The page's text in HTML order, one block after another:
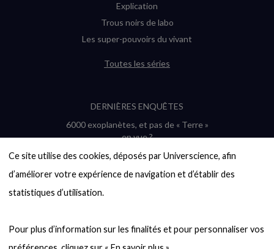
Ce site utilise des cookies, déposés par Universcience, afin
d’améliorer votre expérience de navigation et d’établir des
statistiques d’utilisation.
Pour plus d’information sur les finalités et pour personnaliser vos
Explication
Trous noirs de labo
Les super-pouvoirs du vivant
Toutes les séries
DERNIÈRES ENQUÊTES
6000 exoplanètes, et pas de « Terre »
en vue ?
Quel avenir pour les cryptos ?
Un loup préhistorique ressuscité ? La
désextinction en question
Entre mathématiques et politique : la
Évaluer l’intelligence humaine : un vrai